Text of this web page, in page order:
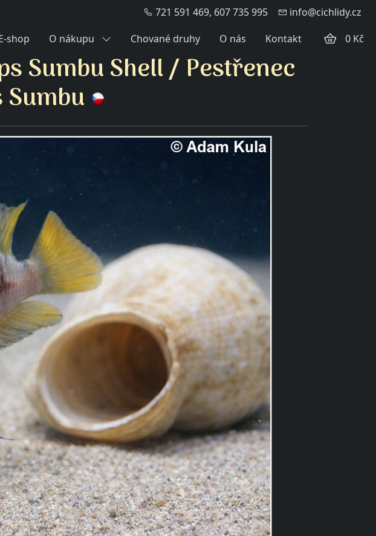
721 591 469, 607 735 995
info@cichlidy.cz
shop O nákupu Chované druhy O nás Kontakt 0 Kč
Sumbu Shell/ Pestřenec